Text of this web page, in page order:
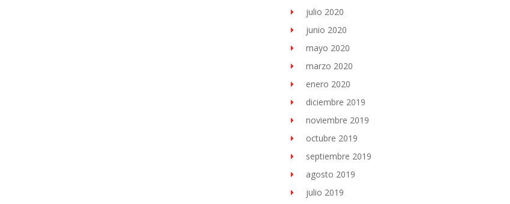
julio 2020
junio 2020
mayo 2020
marzo 2020
enero 2020
diciembre 2019
noviembre 2019
octubre 2019
septiembre 2019
agosto 2019
julio 2019